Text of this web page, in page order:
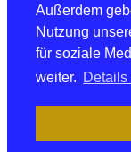
Außerdem
Nutzung
für soziale
weiter. Details